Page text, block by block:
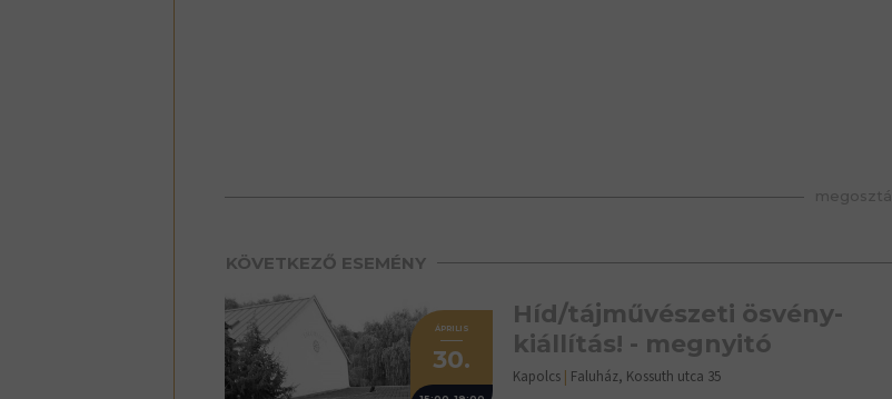
KÖVETKEZŐ ESEMÉNY
ÁPRILIS
30.
Híd/tájművészeti ösvény-
kiállítás! - megnyitó
Kapolcs | Faluház, Kossuth utca 35